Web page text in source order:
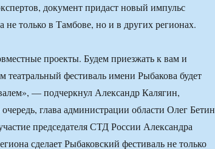
документ придаст новый импульс
не только в Тамбове, но и в других регионах.
проекты. Будем приезжать к вам и
театральный фестиваль имени Рыбакова будет
— подчеркнул Александр Калягин,
глава администрации области Олег Бетин
председателя СТД России Александра
сделает Рыбаковский фестиваль не только